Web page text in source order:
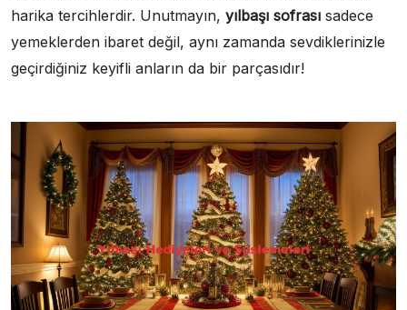
harika tercihlerdir. Unutmayın, yılbaşı sofrası sadece
yemeklerden ibaret değil, aynı zamanda sevdiklerinizle
geçirdiğiniz keyifli anların da bir parçasıdır!